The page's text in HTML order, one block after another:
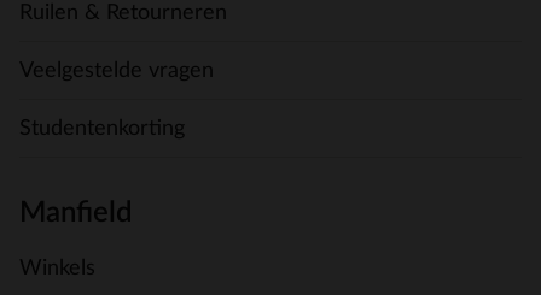
Ruilen & Retourneren
Veelgestelde vragen
Studentenkorting
Manfield
Winkels